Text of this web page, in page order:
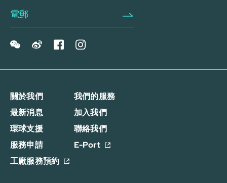
關於我們
我們的服務
最新消息
加入我們
環球支援
聯絡我們
服務申請
E-Port
工廠服務預約